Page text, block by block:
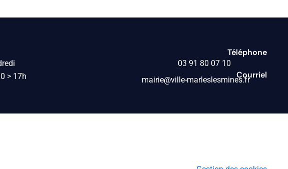
> 17h
Téléphone
03 91 80 07 10
Courriel
mairie@ville-marleslesmines.fr